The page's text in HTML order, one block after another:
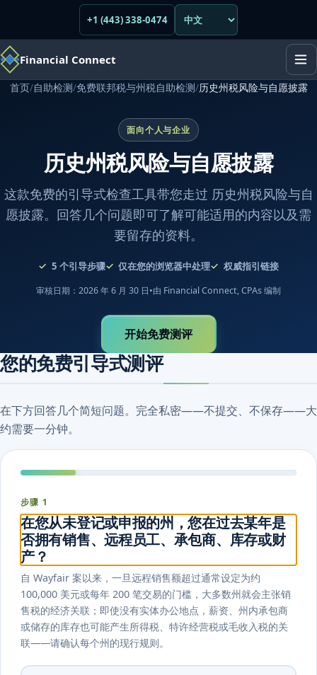
+1 (443) 338-0474
Financial Connect
首页/自助检测/免费联邦税与州税自助检测/历史州税风险与自愿披露
面向个人与企业
历史州税风险与自愿披露
这款免费的引导式检查工具带您走过 历史州税风险与自
愿披露。回答几个问题即可了解可能适用的内容以及需
要留存的资料。
5 个引导步骤 仅在您的浏览器中处理 权威指引链接
审核日期：2026 年 6 月 30 日•由 Financial Connect, CPAs 编制
开始免费测评
您的免费引导式测评
在下方回答几个简短问题。完全私密——不提交、不保存——大
约需要一分钟。
步骤 1
在您从未登记或申报的州，您在过去某年是
否拥有销售、远程员工、承包商、库存或财
产？
自 Wayfair 案以来，一旦远程销售额超过通常设定为约
100,000 美元或每年 200 笔交易的门槛，大多数州就会主张销
售税的经济关联；即使没有实体办公地点，薪资、州内承包商
或储存的库存也可能产生所得税、特许经营税或毛收入税的关
联——请确认每个州的现行规则。